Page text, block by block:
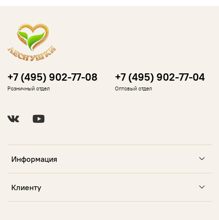
Информация
Клиенту
+7 (495) 902-77-08
Розничный отдел
+7 (495) 902-77-04
Оптовый отдел